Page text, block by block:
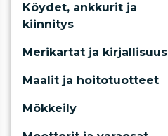
Köydet, ankkurit ja
kiinnitys
Merikartat ja kirjallisuus
Maalit ja hoitotuotteet
Mökkeily